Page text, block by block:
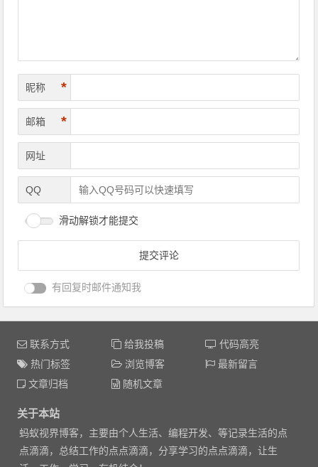
昵称 *
邮箱 *
网址
QQ
滑动解锁才能提交
有回复时邮件通知我
联系方式 给我投稿
代码高亮
热门标签
浏览博客
最新留言
文章归档
随机文章
关于本站
蚂蚁视界博客，主要由个人生活、编程开发、等记录生活的点
点滴滴，总结工作的点点滴滴，分享学习的点点滴滴，让生